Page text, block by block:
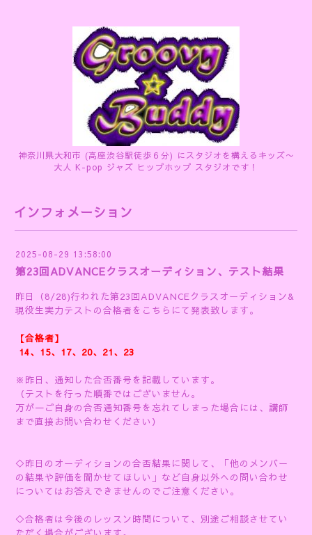
神奈川県大和市 (高座渋谷駅徒歩６分) にスタジオを構えるキッズ〜
大人 K-pop ジャズ ヒップホップ スタジオです！
インフォメーション
2025-08-29 13:58:00
第23回ADVANCEクラスオーディション、テスト結果
昨日（8/28)行われた第23回ADVANCEクラスオーディション&
現役生実力テストの合格者をこちらにて発表致します。
【合格者】
14、15、17、20、21、23
※昨日、通知した合否番号を記載しています。
（テストを行った順番ではございません。
万が一ご自身の合否通知番号を忘れてしまった場合には、講師
まで直接お問い合わせください）
◇昨日のオーディションの合否結果に関して、「他のメンバー
の結果や評価を聞かせてほしい」など自身以外への問い合わせ
についてはお答えできませんのでご注意ください。
◇合格者は今後のレッスン時間について、別途ご相談させてい